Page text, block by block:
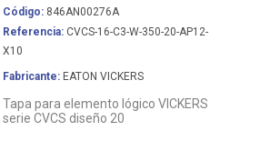
Código:846AN00276A
Referencia:CVCS-16-C3-W-350-20-AP12-
X10
Fabricante:EATON VICKERS
Tapa para elemento lógico VICKERS
serie CVCS diseño 20